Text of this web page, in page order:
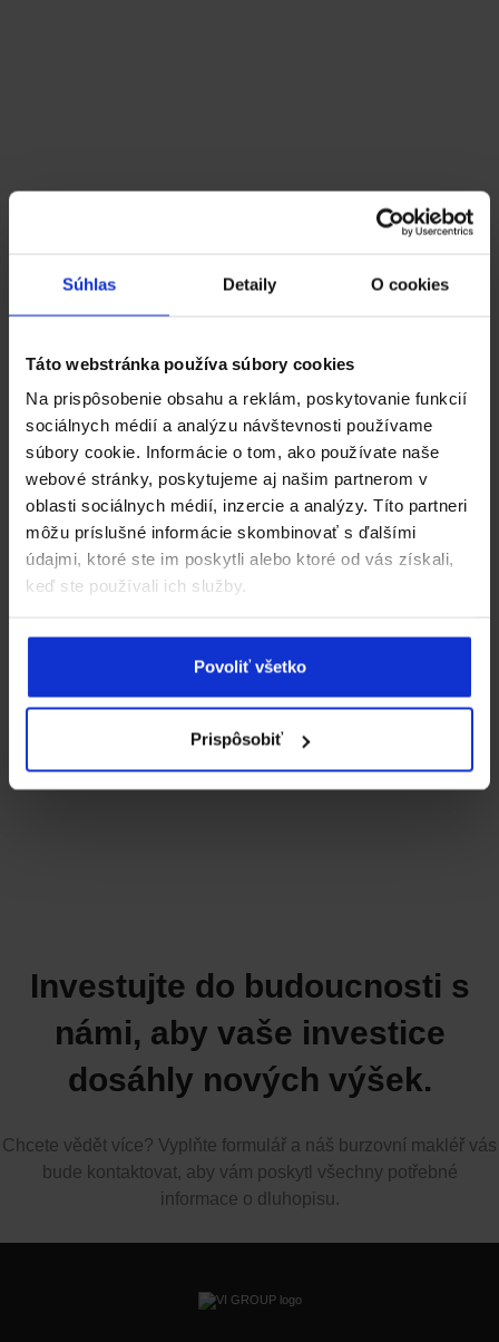
Súhlas Detaily O cookies
Táto webstránka používa súbory cookies
Na prispôsobenie obsahu a reklám, poskytovanie funkcií
sociálnych médií a analýzu návštevnosti používame
súbory cookie. Informácie o tom, ako používate naše
webové stránky, poskytujeme aj našim partnerom v
oblasti sociálnych médií, inzercie a analýzy. Títo partneri
môžu príslušné informácie skombinovať s ďalšími
údajmi, ktoré ste im poskytli alebo ktoré od vás získali,
keď ste používali ich služby.
Povoliť všetko
Prispôsobiť
Topoľčianska
Vila Zuberec
Investujte do budoucnosti s
námi, aby vaše investice
dosáhly nových výšek.
Chcete vědět více? Vyplňte formulář a náš burzovní makléř vás
bude kontaktovat, aby vám poskytl všechny potřebné
informace o dluhopisu.